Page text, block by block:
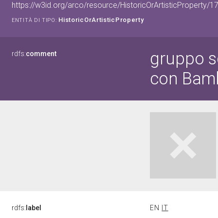
https://w3id.org/arco/resource/HistoricOrArtisticProperty/
ENTITÀ DI TIPO: HistoricOrArtisticProperty
rdfs:comment
gruppo
con
rdfs: label EN IT